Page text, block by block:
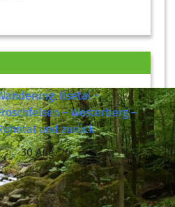
Ilsetal –
– Westerberg –
und zurück
30 Aug. 26